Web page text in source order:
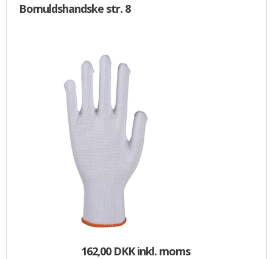
Bomuldshandske str. 8
162,00 DKKinkl. moms